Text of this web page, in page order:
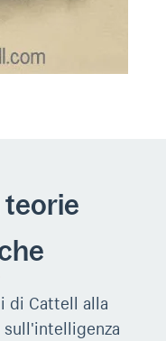
teorie
di Cattell alla